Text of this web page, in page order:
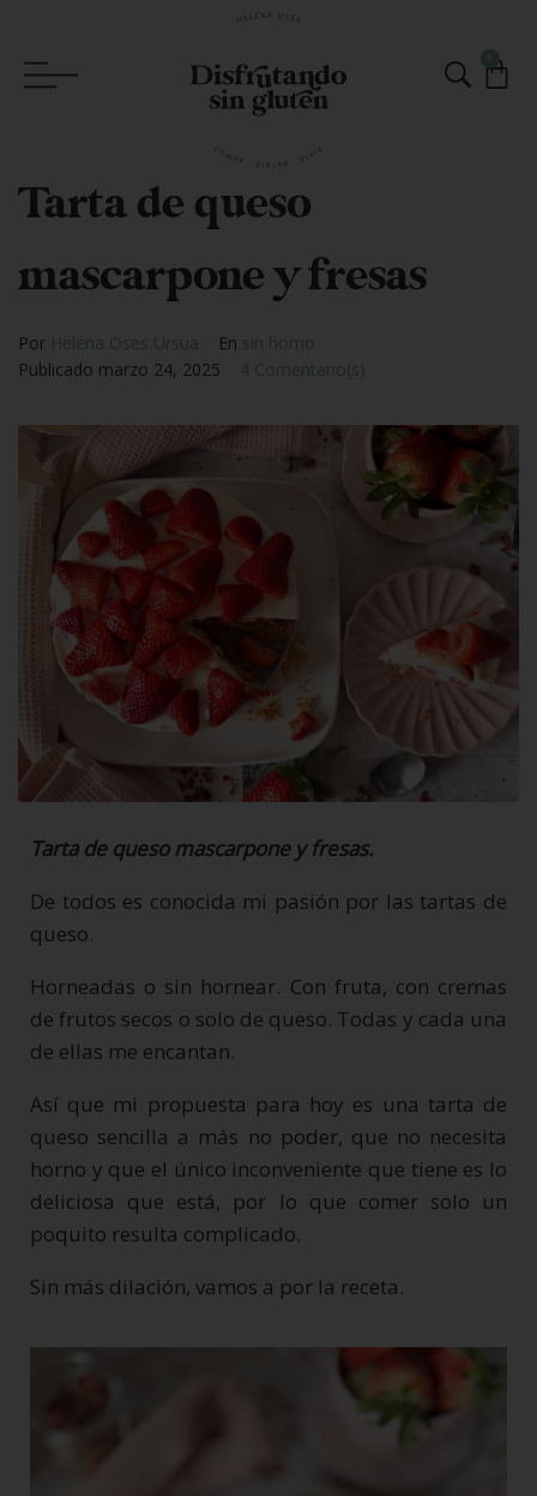
Tarta de queso
mascarpone y fresas
Por Helena Oses Ursua En sin horno
Publicado marzo 24, 2025 4 Comentario(s)
Tarta de queso mascarpone y fresas.
De todos es conocida mi pasión por las tartas de
queso.
Horneadas o sin hornear. Con fruta, con cremas
de frutos secos o solo de queso. Todas y cada una
de ellas me encantan.
Así que mi propuesta para hoy es una tarta de
queso sencilla a más no poder, que no necesita
horno y que el único inconveniente que tiene es lo
deliciosa que está, por lo que comer solo un
poquito resulta complicado.
Sin más dilación, vamos a por la receta.